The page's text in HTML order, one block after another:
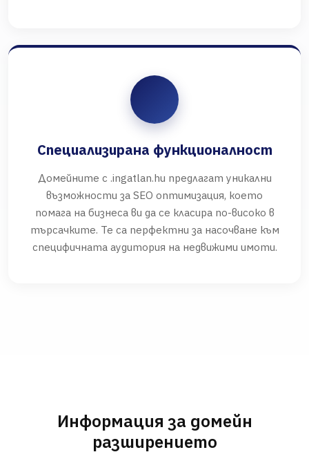
Специализирана функционалност
Домейните с .ingatlan.hu предлагат уникални
възможности за SEO оптимизация, което
помага на бизнеса ви да се класира по-високо в
търсачките. Те са перфектни за насочване към
специфичната аудитория на недвижими имоти.
Информация за домейн
разширението